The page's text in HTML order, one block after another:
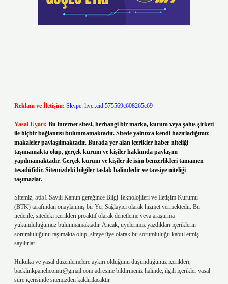
Reklam ve İletişim: Skype: live:.cid.575569c608265c69
Yasal Uyarı: Bu internet sitesi, herhangi bir marka, kurum veya şahıs şirketi
ile hiçbir bağlantısı bulunmamaktadır. Sitede yalnızca kendi hazırladığımız
makaleler paylaşılmaktadır. Burada yer alan içerikler haber niteliği
taşımamakta olup, gerçek kurum ve kişiler hakkında paylaşım
yapılmamaktadır. Gerçek kurum ve kişiler ile isim benzerlikleri tamamen
tesadüfidir. Sitemizdeki bilgiler taslak halindedir ve tavsiye niteliği
taşımazlar.
Sitemiz, 5651 Sayılı Kanun gereğince Bilgi Teknolojileri ve İletişim Kurumu
(BTK) tarafından onaylanmış bir Yer Sağlayıcı olarak hizmet vermektedir. Bu
nedenle, sitedeki içerikleri proaktif olarak denetleme veya araştırma
yükümlülüğümüz bulunmamaktadır. Ancak, üyelerimiz yazdıkları içeriklerin
sorumluluğunu taşımakta olup, siteye üye olarak bu sorumluluğu kabul etmiş
sayılırlar.
Hukuka ve yasal düzenlemelere aykırı olduğunu düşündüğünüz içerikleri,
backlinkpanelicomtr@gmail.com adresine bildirmeniz halinde, ilgili içerikler yasal
süre içerisinde sitemizden kaldırılacaktır.